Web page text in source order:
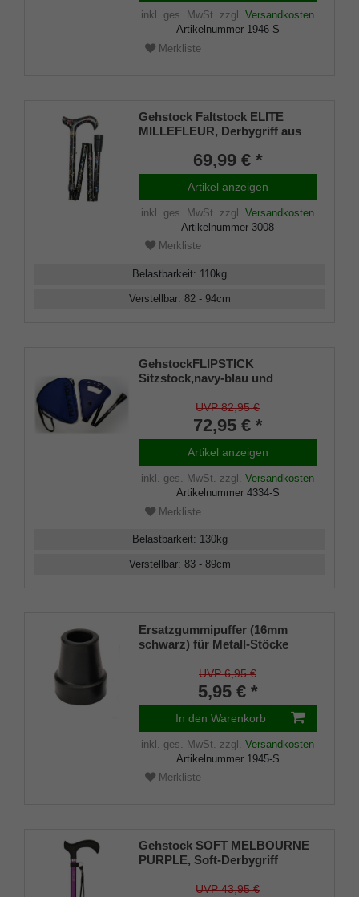
inkl. ges. MwSt. zzgl. Versandkosten
Artikelnummer 1946-S
Merkliste
Gehstock Faltstock ELITE
MILLEFLEUR, Derbygriff aus
Stock aus stabilem Leichtmetall
mit floralem Blütenmuster,
höhenverstellbar, inklusiv
Gummipuffer.
69,99 € *
Artikel anzeigen
inkl. ges. MwSt. zzgl. Versandkosten
Artikelnummer 3008
Merkliste
Belastbarkeit: 110kg
Verstellbar: 82 - 94cm
GehstockFLIPSTICK
Sitzstock,navy-blau und
höhenverstellbar,faltbar, aus
stabilem Leichtmetall,Spezial
Klappsitz/Griff,inklusive
Gummipuffer und praktischer
Nylontasche.
UVP 82,95 €
72,95 € *
Artikel anzeigen
inkl. ges. MwSt. zzgl. Versandkosten
Artikelnummer 4334-S
Merkliste
Belastbarkeit: 130kg
Verstellbar: 83 - 89cm
Ersatzgummipuffer (16mm
schwarz) für Metall-Stöcke
ca. 16mm) mit Metalleinlage
(VE 1 Stück)
UVP 6,95 €
5,95 € *
In den Warenkorb
inkl. ges. MwSt. zzgl. Versandkosten
Artikelnummer 1945-S
Merkliste
Gehstock SOFT MELBOURNE
PURPLE, Soft-Derbygriff
rot, verstellbar ca. 76-99 cm, bis
UVP 43,95 €